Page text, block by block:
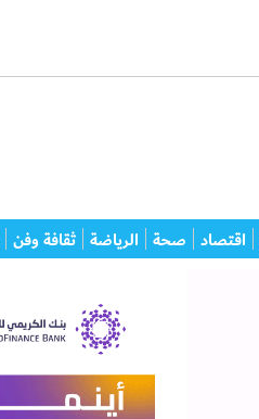
اقتصاد صحة الرياضة ثقافة وفن